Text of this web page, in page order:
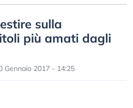
sulla
più amati dagli
Gennaio 2017 - 14:25